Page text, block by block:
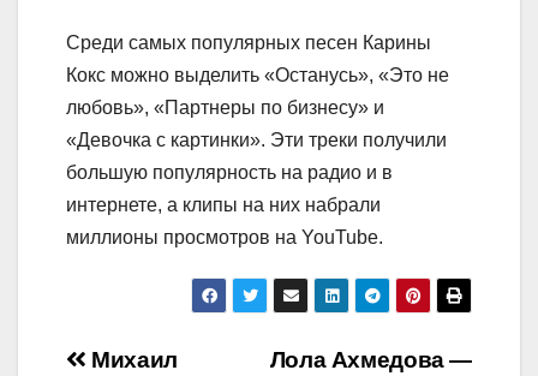
Среди самых популярных песен Карины
Кокс можно выделить «Останусь», «Это не
любовь», «Партнеры по бизнесу» и
«Девочка с картинки». Эти треки получили
большую популярность на радио и в
интернете, а клипы на них набрали
миллионы просмотров на YouTube.
Лола Ахмедова —
Михаил